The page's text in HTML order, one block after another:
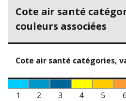
Cote air santé
couleurs associées
Cote air santé catégories,
1 2 3 4 5